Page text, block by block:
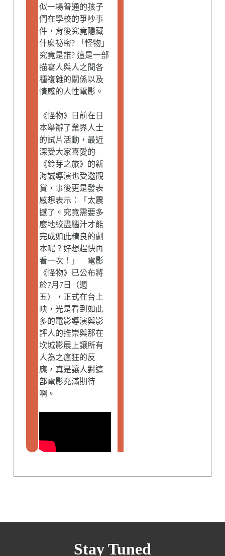
似一場普通的孩子
們在學校的爭吵事
件，背後究竟隱藏
什麼祕密? 「怪物」
究竟是誰? 這是一部
描寫人與人之間各
種複雜的關係以及
情感的人性電影。
《怪物》日前在日
本舉辦了業界人士
的試片活動，最近
深受大家喜愛的
《鈴芽之旅》的新
海誠導演也受邀觀
賞，事後更是發表
感想表示：「太震
撼了。究竟需要多
麼地絞盡腦汁才能
完成如此精良的劇
本呢？好想趕快再
看一次！」 電影
《怪物》已公布將
於7月7日（週
五），正式在台上
映，光是看到如此
多的電影導演與影
評人的推崇與那在
坎城影展上讓所有
人為之瘋狂的反
應，真是讓人對這
部電影充滿期待
啊。
Stay Tuned